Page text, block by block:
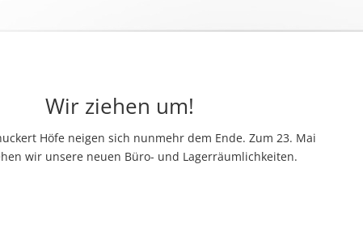
Wir ziehen um!
Höfe neigen sich nunmehr dem Ende. Zum 23. Mai
wir unsere neuen Büro- und Lagerräumlichkeiten.